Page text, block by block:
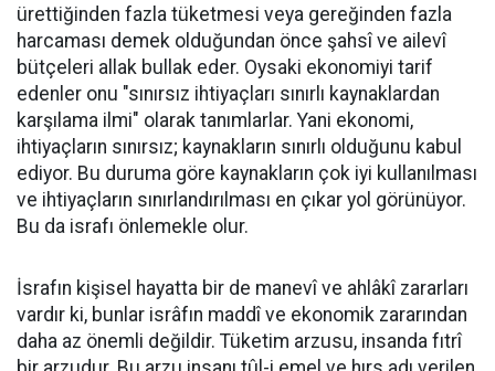
ürettiğinden fazla tüketmesi veya gereğinden fazla
harcaması demek olduğundan önce şahsî ve ailevî
bütçeleri allak bullak eder. Oysaki ekonomiyi tarif
edenler onu "sınırsız ihtiyaçları sınırlı kaynaklardan
karşılama ilmi" olarak tanımlarlar. Yani ekonomi,
ihtiyaçların sınırsız; kaynakların sınırlı olduğunu kabul
ediyor. Bu duruma göre kaynakların çok iyi kullanılması
ve ihtiyaçların sınırlandırılması en çıkar yol görünüyor.
Bu da israfı önlemekle olur.
İsrafın kişisel hayatta bir de manevî ve ahlâkî zararları
vardır ki, bunlar isrâfın maddî ve ekonomik zararından
daha az önemli değildir. Tüketim arzusu, insanda fıtrî